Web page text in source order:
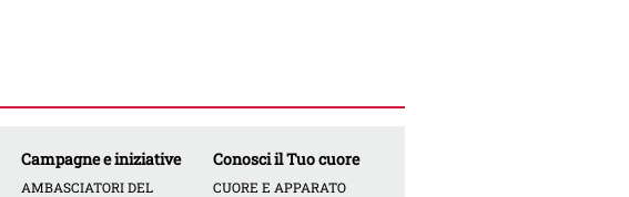
Campagne e iniziative
AMBASCIATORI DEL
Conosci il Tuo cuore
CUORE E APPARATO